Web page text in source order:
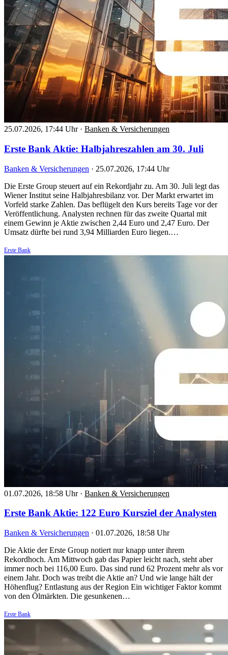
25.07.2026, 17:44 Uhr · Banken & Versicherungen
Erste Bank Aktie: Halbjahreszahlen am 30. Juli
Banken & Versicherungen · 25.07.2026, 17:44 Uhr
Die Erste Group steuert auf ein Rekordjahr zu. Am 30. Juli legt das
Wiener Institut seine Halbjahresbilanz vor. Der Markt erwartet im
Vorfeld starke Zahlen. Das beflügelt den Kurs bereits Tage vor der
Veröffentlichung. Analysten rechnen für das zweite Quartal mit
einem Gewinn je Aktie zwischen 2,44 Euro und 2,47 Euro. Der
Umsatz dürfte bei rund 3,94 Milliarden Euro liegen.…
Erste Bank
01.07.2026, 18:58 Uhr · Banken & Versicherungen
Erste Bank Aktie: 122 Euro Kursziel der Analysten
Banken & Versicherungen · 01.07.2026, 18:58 Uhr
Die Aktie der Erste Group notiert nur knapp unter ihrem
Rekordhoch. Am Mittwoch gab das Papier leicht nach, steht aber
immer noch bei 116,00 Euro. Das sind rund 62 Prozent mehr als vor
einem Jahr. Doch was treibt die Aktie an? Und wie lange hält der
Höhenflug? Entlastung aus der Region Ein wichtiger Faktor kommt
von den Ölmärkten. Die gesunkenen…
Erste Bank